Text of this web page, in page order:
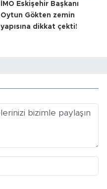
İMO Eskişehir Başkanı
Oytun Gökten zemin
yapısına dikkat çekti!